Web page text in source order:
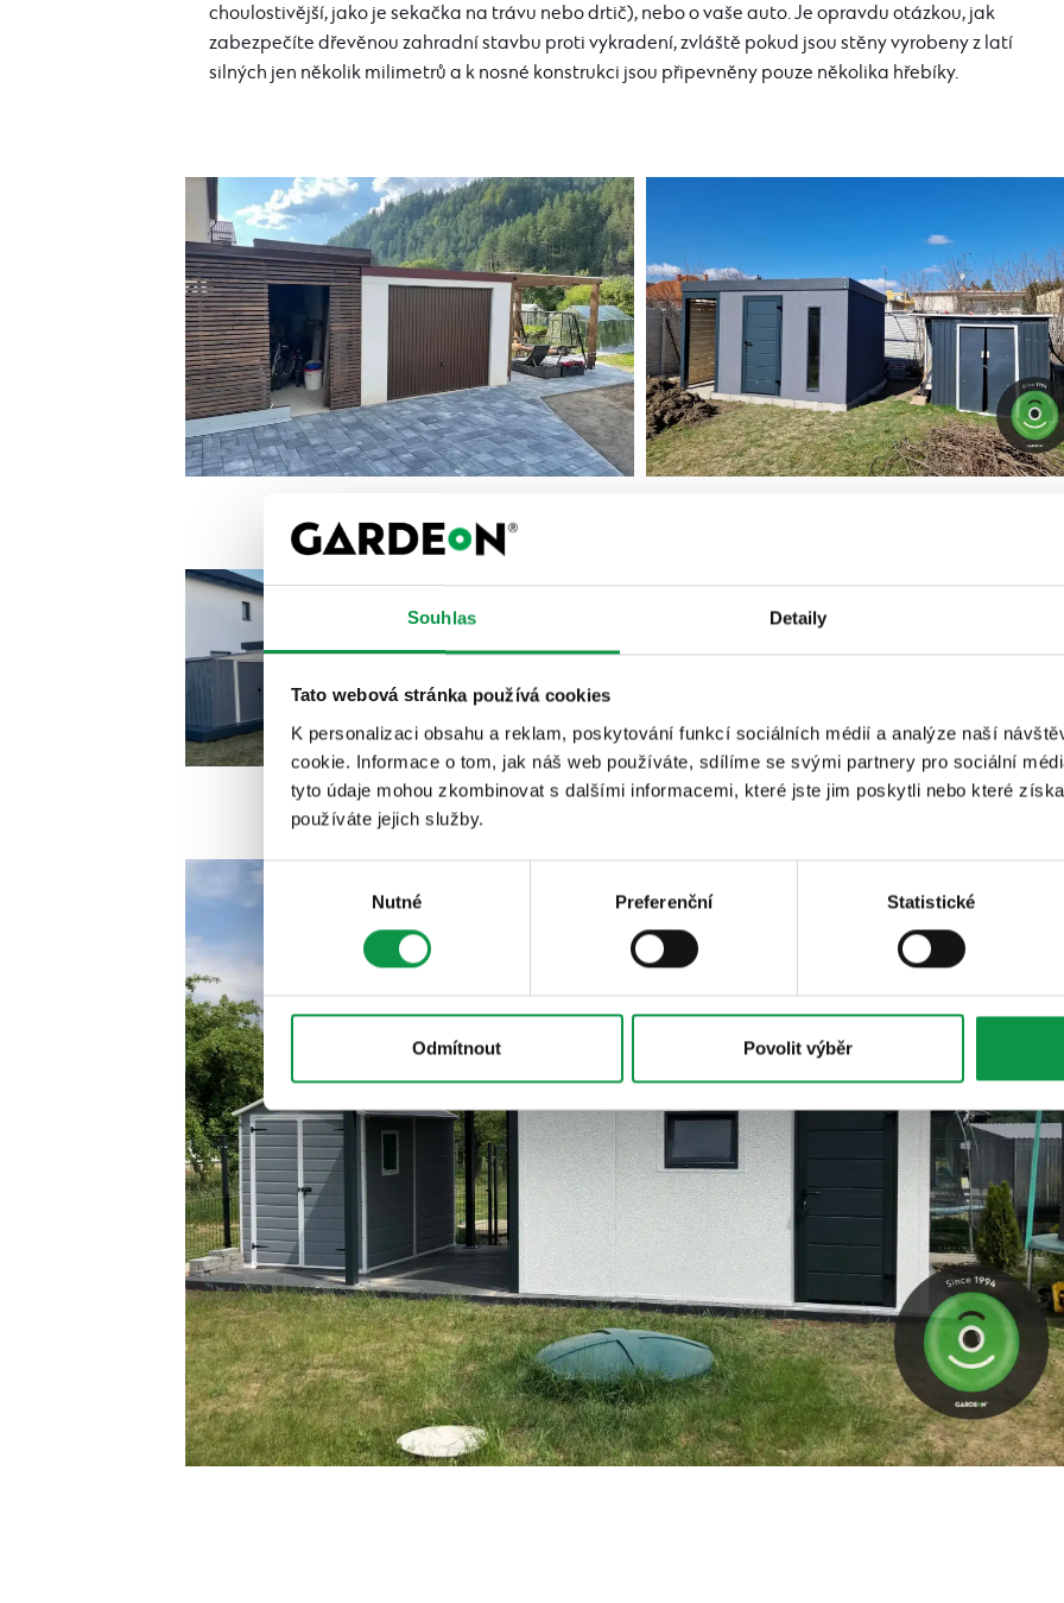
Souhlas Detaily
Tato webová stránka používá cookies
K personalizaci obsahu a reklam, poskytování funkcí sociálních médií a analýze naší
cookie. Informace o tom, jak náš web používáte, sdílíme se svými partnery pro sociální
tyto údaje mohou zkombinovat s dalšími informacemi, které jste jim poskytli nebo které
používáte jejich služby.
Výběr
Nutné Preferenční Statistické
Odmítnout Povolit výběr
choulostivější, jako je sekačka na trávu nebo drtič), nebo o vaše auto. Je opravdu otázkou, jak
zabezpečíte dřevěnou zahradní stavbu proti vykradení, zvláště pokud jsou stěny vyrobeny z latí
silných jen několik milimetrů a k nosné konstrukci jsou připevněny pouze několika hřebíky.